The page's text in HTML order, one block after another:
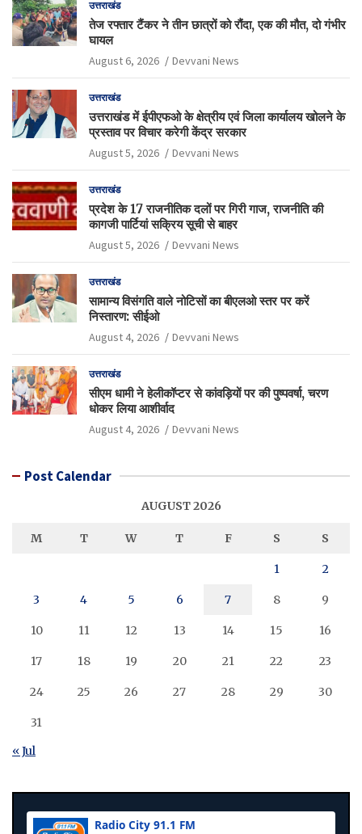
उत्तराखंड
तेज रफ्तार टैंकर ने तीन छात्रों को रौंदा, एक की मौत, दो गंभीर
घायल
August 6, 2026 Devvani News
उत्तराखंड
उत्तराखंड में ईपीएफओ के क्षेत्रीय एवं जिला कार्यालय खोलने के
प्रस्ताव पर विचार करेगी केंद्र सरकार
August 5, 2026 Devvani News
उत्तराखंड
प्रदेश के 17 राजनीतिक दलों पर गिरी गाज, राजनीति की
कागजी पार्टियां सक्रिय सूची से बाहर
August 5, 2026 Devvani News
उत्तराखंड
सामान्य विसंगति वाले नोटिसों का बीएलओ स्तर पर करें
निस्तारण: सीईओ
August 4, 2026 Devvani News
उत्तराखंड
सीएम धामी ने हेलीकॉप्टर से कांवड़ियों पर की पुष्पवर्षा, चरण
धोकर लिया आशीर्वाद
August 4, 2026 Devvani News
Post Calendar
AUGUST 2026
M T W T F S S
1 2
3 4 5 6 7 8 9
10 11 12 13 14 15 16
17 18 19 20 21 22 23
24 25 26 27 28 29 30
31
« Jul